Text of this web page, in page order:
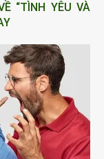
“TÌNH YÊU VÀ